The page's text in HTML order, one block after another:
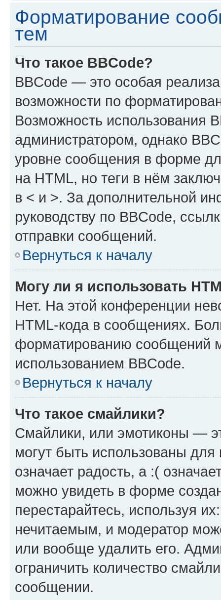
Форматирование
тем
Что такое BBCode?
BBCode — это особая
возможности по
Возможность использования
администратором, однако
уровне сообщения в форме
на HTML, но теги в нём
в < и >. За дополнительной
руководству по BBCode,
отправки сообщений.
Вернуться к началу
Могу ли я использовать
Нет. На этой конференции
HTML-кода в сообщениях.
форматированию сообщений
использованием BBCode.
Вернуться к началу
Что такое смайлики?
Смайлики, или эмотиконы —
могут быть использованы
означает радость, а :(
можно увидеть в форме
перестарайтесь, используя
нечитаемым, и модератор
или вообще удалить его.
ограничить количество
сообщении.